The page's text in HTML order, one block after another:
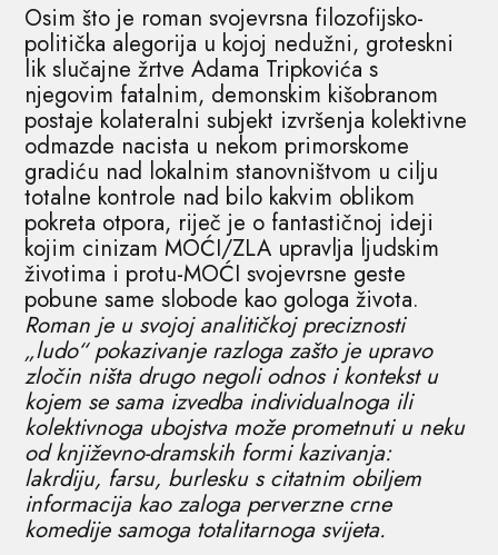
Osim što je roman svojevrsna filozofijsko-
politička alegorija u kojoj nedužni, groteskni
lik slučajne žrtve Adama Tripkovića s
njegovim fatalnim, demonskim kišobranom
postaje kolateralni subjekt izvršenja kolektivne
odmazde nacista u nekom primorskome
gradiću nad lokalnim stanovništvom u cilju
totalne kontrole nad bilo kakvim oblikom
pokreta otpora, riječ je o fantastičnoj ideji
kojim cinizam MOĆI/ZLA upravlja ljudskim
životima i protu-MOĆI svojevrsne geste
pobune same slobode kao gologa života.
Roman je u svojoj analitičkoj preciznosti
„ludo“ pokazivanje razloga zašto je upravo
zločin ništa drugo negoli odnos i kontekst u
kojem se sama izvedba individualnoga ili
kolektivnoga ubojstva može prometnuti u neku
od književno-dramskih formi kazivanja:
lakrdiju, farsu, burlesku s citatnim obiljem
informacija kao zaloga perverzne crne
komedije samoga totalitarnoga svijeta.